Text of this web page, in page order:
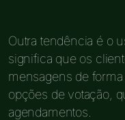
Outra tendência é o
significa que os
mensagens de
opções de votação,
agendamentos.